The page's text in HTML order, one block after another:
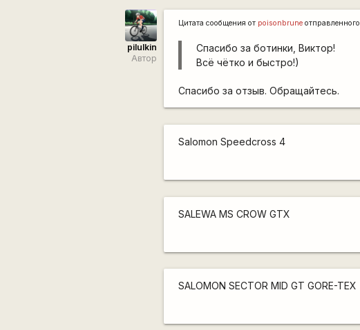
pilulkin
Автор
Цитата сообщения от poisonbrune отправленного
Спасибо за ботинки, Виктор!
Всё чётко и быстро!)
Спасибо за отзыв. Обращайтесь.
Salomon Speedcross 4
SALEWA MS CROW GTX
SALOMON SECTOR MID GT GORE-TEX